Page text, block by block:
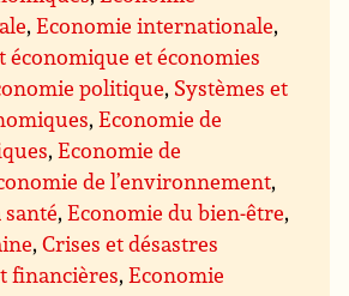
,Economie internationale,
économique et économies
politique, Systèmes et
,Economie de
,Economie de
de l’environnement,
,Economie du bien-être,
,Crises et désastres
financières,Economie